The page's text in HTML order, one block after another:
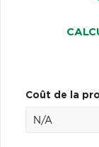
Coût de la